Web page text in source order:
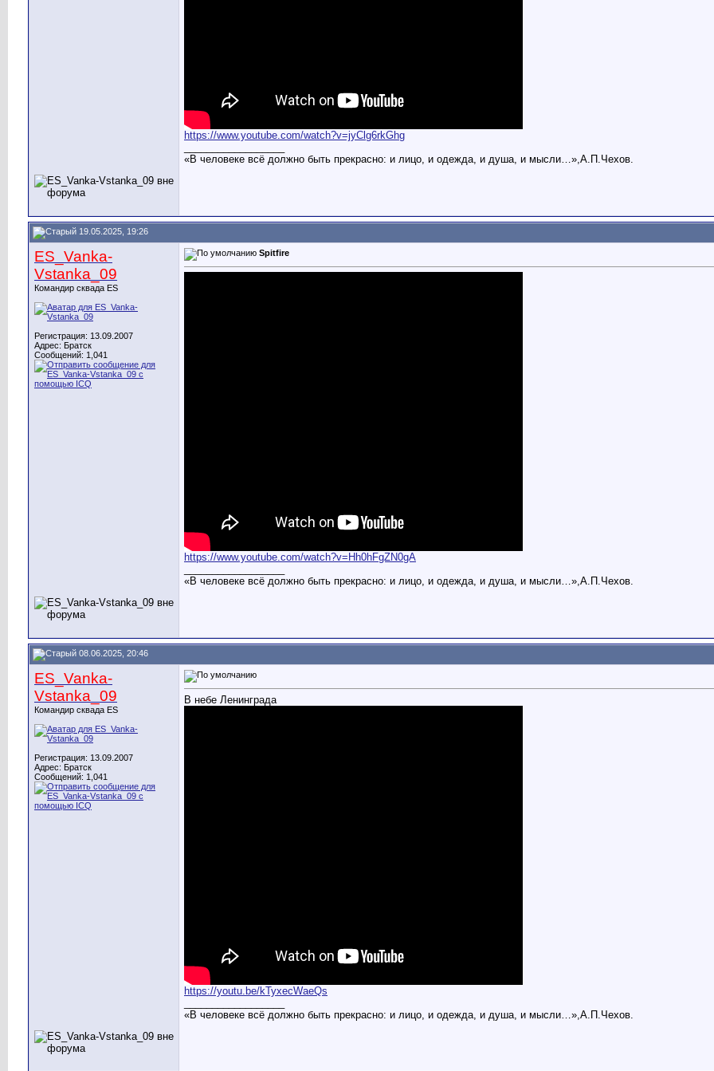
https://www.youtube.com/watch?v=jyClg6rkGhg
«В человеке всё должно быть прекрасно: и лицо, и одежда, и душа, и мысли…»,А.П.Чехов.
19.05.2025, 19:26
ES_Vanka-
Vstanka_09
Командир сквада ES
Регистрация: 13.09.2007
Адрес: Братск
Сообщений: 1,041
Spitfire
https://www.youtube.com/watch?v=Hh0hFgZN0gA
«В человеке всё должно быть прекрасно: и лицо, и одежда, и душа, и мысли…»,А.П.Чехов.
08.06.2025, 20:46
ES_Vanka-
Vstanka_09
Командир сквада ES
Регистрация: 13.09.2007
Адрес: Братск
Сообщений: 1,041
В небе Ленинграда
https://youtu.be/kTyxecWaeQs
«В человеке всё должно быть прекрасно: и лицо, и одежда, и душа, и мысли…»,А.П.Чехов.